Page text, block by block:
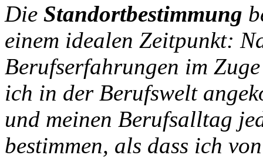
Die Standortbestimmung
einem idealen Zeitpunkt:
Berufserfahrungen im
ich in der Berufswelt
und meinen Berufsalltag
bestimmen, als dass ich